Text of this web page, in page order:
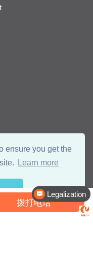
ensure you get the
Learn more
Legalization
拨打电话